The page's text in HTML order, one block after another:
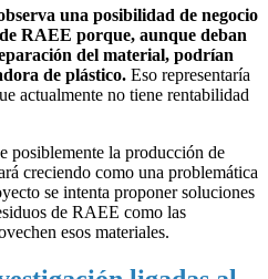
una posibilidad de negocio
RAEE porque, aunque deban
del material, podrían
de plástico. Eso representaría
actualmente no tiene rentabilidad
posiblemente la producción de
creciendo como una problemática
se intenta proponer soluciones
de RAEE como las
esos materiales.